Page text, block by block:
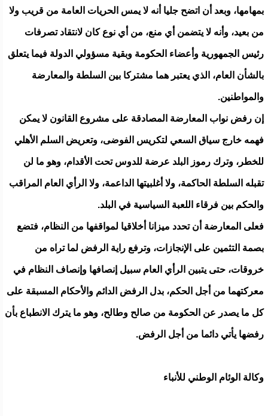
بمهامها، وبعد أن اتضح جليا أنه لا يمس الحريات العامة من قريب ولا
من بعيد، وأنه لا يتضمن أي منع، من أي نوع كان لانتقاد تصرفات
رئيس الجمهورية وأعضاء الحكومة وبقية مسؤولي الدولة فيما يتعلق
بالشأن العام، الذي يعتبر هما مشتركا بين السلطة والمعارضة
والمواطنين.
إن رفض نواب المعارضة المصادقة على مشروع القانون لا يمكن
فهمه خارج سياق السعي لتكريس الفوضى، وتعريض السلم الأهلي
للخطر، وترك رموز البلد عرضة للدوس تحت الأقدام، وهو ما لن
تقبله السلطة الحاكمة، ولا أغلبيتها الداعمة، ولا الرأي العام المراقب
والحكم بين فرقاء اللعبة السياسية في البلد.
فعلى المعارضة أن تحدد ميزانا أخلاقيا لمواقفها من النظام، فتضع
بصمة التثمين على الإنجازات، وترفع راية الرفض لما تراه من
خروقات، حتى يتبين الرأي العام سبيل إنصافها وإنصاف النظام في
معركتهما من أجل الحكم، بدل الرفض الدائم والأحكام المسبقة على
كل ما يصدر عن الحكومة من صالح وطالح، وهو ما يترك الانطباع بأن
رفضها يأتي دائما من أجل الرفض.
وكالة الوئام الوطني للأنباء